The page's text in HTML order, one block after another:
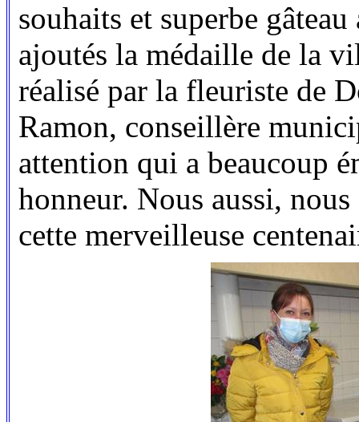
souhaits et superbe
ajoutés la médaille de la
réalisé par la fleuriste de
Ramon, conseillère
attention qui a beaucoup
honneur. Nous aussi,
cette merveilleuse